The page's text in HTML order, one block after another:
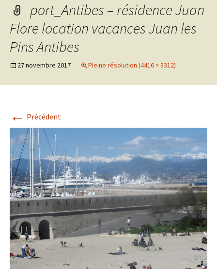
port_Antibes – résidence Juan
Flore location vacances Juan les
Pins Antibes
27 novembre 2017 Pleine résolution (4416 × 3312)
← Précédent